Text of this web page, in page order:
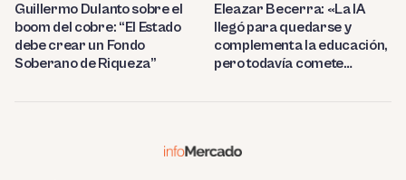
Guillermo Dulanto sobre el
boom del cobre: “El Estado
debe crear un Fondo
Soberano de Riqueza”
Eleazar Becerra: «La IA
llegó para quedarse y
complementa la educación,
pero todavía comete